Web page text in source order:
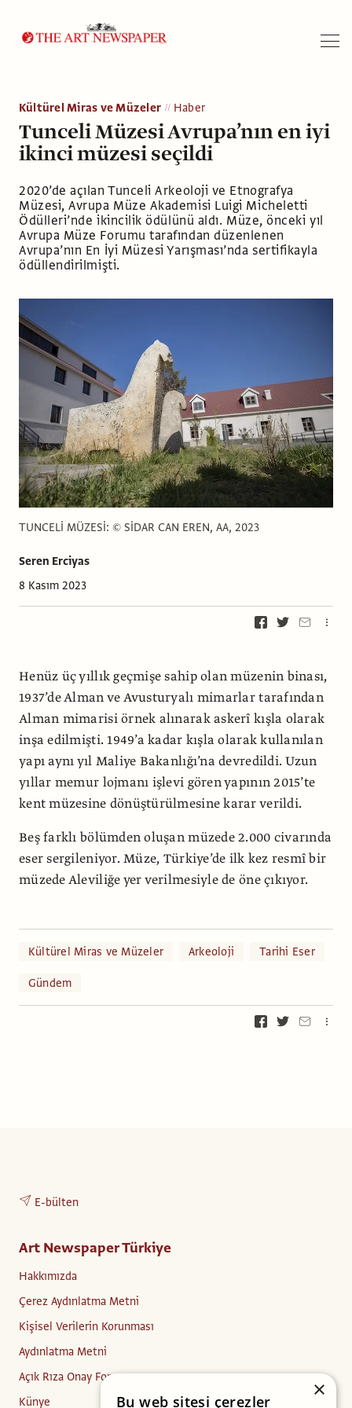
Kültürel Miras ve Müzeler Haber
Tunceli Müzesi Avrupa’nın en iyi
ikinci müzesi seçildi
2020’de açılan Tunceli Arkeoloji ve Etnografya
Müzesi, Avrupa Müze Akademisi Luigi Micheletti
Ödülleri’nde ikincilik ödülünü aldı. Müze, önceki yıl
Avrupa Müze Forumu tarafından düzenlenen
Avrupa’nın En İyi Müzesi Yarışması’nda sertifikayla
ödüllendirilmişti.
Seren Erciyas
8 Kasım 2023
TUNCELİ MÜZESİ: © SİDAR CAN EREN, AA, 2023
Henüz üç yıllık geçmişe sahip olan müzenin binası,
1937’de Alman ve Avusturyalı mimarlar tarafından
Alman mimarisi örnek alınarak askerî kışla olarak
inşa edilmişti. 1949’a kadar kışla olarak kullanılan
yapı aynı yıl Maliye Bakanlığı’na devredildi. Uzun
yıllar memur lojmanı işlevi gören yapının 2015’te
kent müzesine dönüştürülmesine karar verildi.
Beş farklı bölümden oluşan müzede 2.000 civarında
eser sergileniyor. Müze, Türkiye’de ilk kez resmî bir
müzede Aleviliğe yer verilmesiyle de öne çıkıyor.
Kültürel Miras ve Müzeler Arkeoloji
Tarihi Eser
Gündem
E-bülten
Art Newspaper Türkiye
Hakkımızda
Çerez Aydınlatma Metni
Kişisel Verilerin Korunması
Aydınlatma Metni
Açık Rıza Onay Formu
Künye
×
Bu web sitesi çerezler